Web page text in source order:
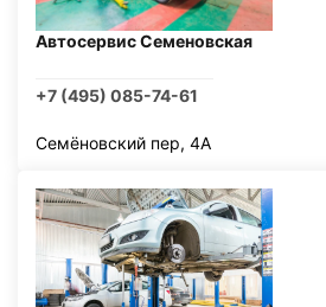
Автосервис Семеновская
+7 (495) 085-74-61
Семёновский пер, 4А